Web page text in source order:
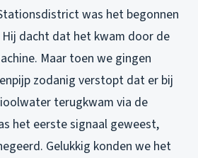
was het begonnen
dacht dat het kwam door de
Maar toen we gingen
zodanig verstopt dat er bij
terugkwam via de
het eerste signaal geweest,
Gelukkig konden we het